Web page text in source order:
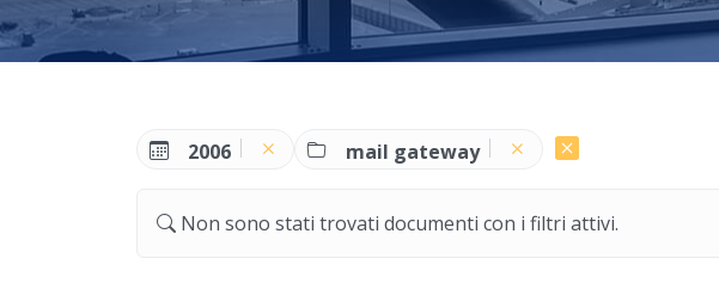
2006 mail gateway
Non sono stati trovati documenti con i filtri attivi.